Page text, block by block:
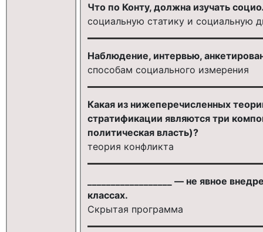
Что по Конту, должна изучать
социальную статику и социальную
Наблюдение, интервью,
способам социального измерения
Какая из нижеперечисленных
стратификации являются три
политическая власть)?
теория конфликта
__________________ — не явное
классах.
Скрытая программа